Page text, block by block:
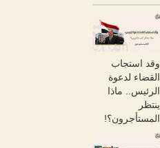
وقد استجاب
القضاء لدعوة
الرئيس.. ماذا
ينتظر
المستأجرون؟!